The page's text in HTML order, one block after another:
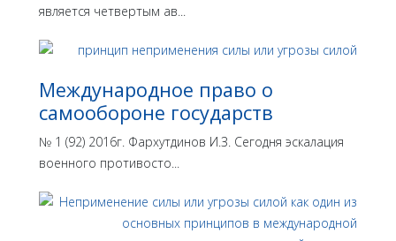
является четвертым ав...
Международное право о
самообороне государств
№ 1 (92) 2016г. Фархутдинов И.З. Сегодня эскалация
военного противосто...